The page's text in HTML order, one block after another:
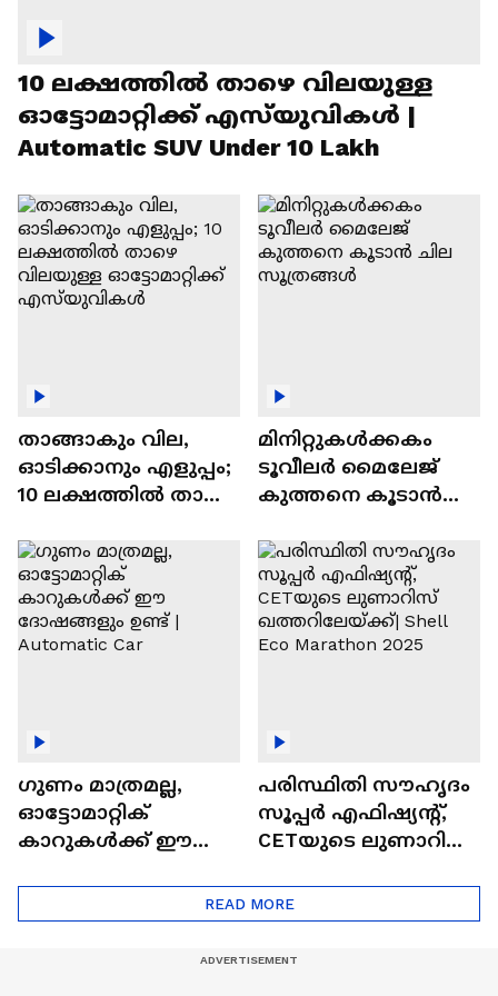
10 ലക്ഷത്തിൽ താഴെ വിലയുള്ള
ഓട്ടോമാറ്റിക്ക് എസ്‍യുവികൾ |
Automatic SUV Under 10 Lakh
താങ്ങാകും വില,
ഓടിക്കാനും എളുപ്പം;
10 ലക്ഷത്തിൽ താഴെ
ഓട്ടോമാറ്റിക്ക്
എസ്‍യുവികൾ
മിനിറ്റുകൾക്കകം
ടൂവീലർ മൈലേജ്
കുത്തനെ കൂടാൻ
ഗുണം മാത്രമല്ല,
ഓട്ടോമാറ്റിക്
കാറുകൾക്ക് ഈ
പരിസ്ഥിതി സൗഹൃദം
സൂപ്പർ എഫിഷ്യന്റ്,
CETയുടെ ലുണാറിസ്
Eco Marathon 2025
READ MORE